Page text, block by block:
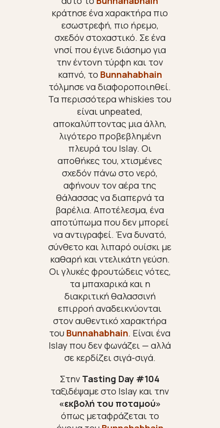
κράτησε ένα χαρακτήρα πιο
εσωστρεφή, πιο ήρεμο,
σχεδόν στοχαστικό. Σε ένα
νησί που έγινε διάσημο για
την έντονη τύρφη και τον
καπνό, το Bunnahabhain
τόλμησε να διαφοροποιηθεί.
Τα περισσότερα whiskies του
είναι unpeated,
αποκαλύπτοντας μια άλλη,
λιγότερο προβεβλημένη
πλευρά του Islay. Οι
αποθήκες του, χτισμένες
σχεδόν πάνω στο νερό,
αφήνουν τον αέρα της
θάλασσας να διαπερνά τα
βαρέλια. Αποτέλεσμα, ένα
αποτύπωμα που δεν μπορεί
να αντιγραφεί. Ένα δυνατό,
σύνθετο και λιπαρό ουίσκι με
καθαρή και ντελικάτη γεύση.
Οι γλυκές φρουτώδεις νότες,
τα μπαχαρικά και η
διακριτική θαλασσινή
επιρροή αναδεικνύονται
στον αυθεντικό χαρακτήρα
του Bunnahabhain. Είναι ένα
Islay που δεν φωνάζει — αλλά
σε κερδίζει σιγά-σιγά.
Στην Tasting Day #104
ταξιδέψαμε στο Islay και την
«εκβολή του ποταμού»
όπως μεταφράζεται το